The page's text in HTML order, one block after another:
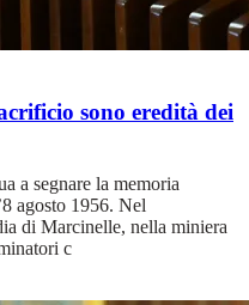
sono eredità dei
a segnare la memoria
agosto 1956. Nel
di Marcinelle, nella miniera
c